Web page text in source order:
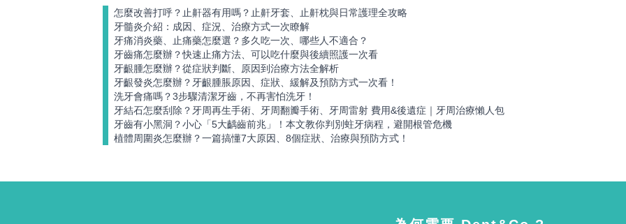
怎麼改善打呼？止鼾器有用嗎？止鼾牙套、止鼾枕與日常護理全攻略
牙髓炎介紹：成因、症況、治療方式一次瞭解
牙痛消炎藥、止痛藥怎麼選？多久吃一次、哪些人不適合？
牙齒痛怎麼辦？快速止痛方法、可以吃什麼與後續照護一次看
牙齦腫怎麼辦？從症狀判斷、原因到治療方法全解析
牙齦發炎怎麼辦？牙齦腫脹原因、症狀、緩解及預防方式一次看！
洗牙會痛嗎？3步驟清潔牙齒，不再害怕洗牙！
牙結石怎麼刮除？牙周再生手術、牙周翻瓣手術、牙周雷射 費用&後遺症｜牙周治療懶人包
牙齒有小黑洞？小心「5大齲齒前兆」！本文教你判別蛀牙病程，避開根管危機
植體周圍炎怎麼辦？一篇搞懂7大原因、8個症狀、治療與預防方式！